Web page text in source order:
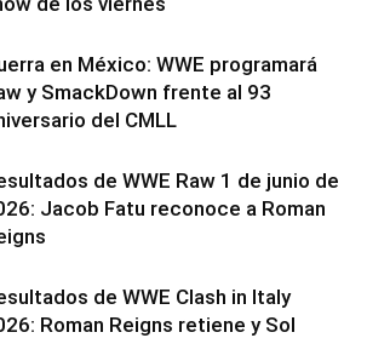
en México: WWE programará
y SmackDown frente al 93
del CMLL
de WWE Raw 1 de junio de
Jacob Fatu reconoce a Roman
de WWE Clash in Italy
Roman Reigns retiene y Sol